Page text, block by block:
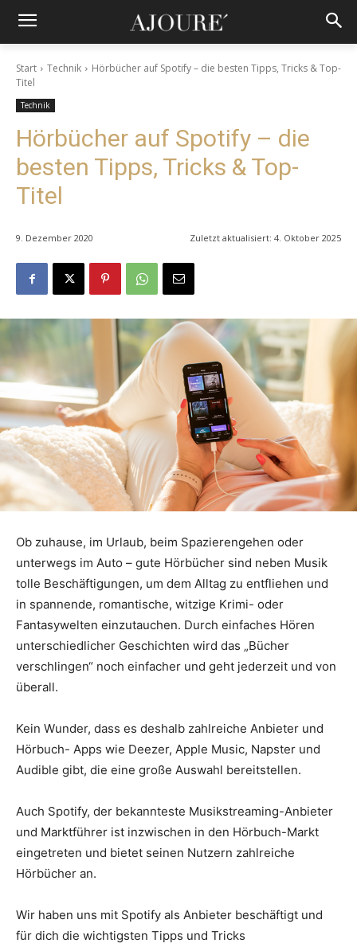
Start Technik
Hörbücher auf Spotify – die besten Tipps, Tricks & Top-
Titel
Technik
Hörbücher auf Spotify – die
besten Tipps, Tricks & Top-
Titel
9. Dezember 2020 Zuletzt aktualisiert: 4. Oktober 2025
Ob zuhause, im Urlaub, beim Spazierengehen oder
unterwegs im Auto – gute Hörbücher sind neben Musik
tolle Beschäftigungen, um dem Alltag zu entfliehen und
in spannende, romantische, witzige Krimi- oder
Fantasywelten einzutauchen. Durch einfaches Hören
unterschiedlicher Geschichten wird das „Bücher
verschlingen“ noch einfacher und geht jederzeit und von
überall.
Kein Wunder, dass es deshalb zahlreiche Anbieter und
Hörbuch- Apps wie Deezer, Apple Music, Napster und
Audible gibt, die eine große Auswahl bereitstellen.
Auch Spotify, der bekannteste Musikstreaming-Anbieter
und Marktführer ist inzwischen in den Hörbuch-Markt
eingetreten und bietet seinen Nutzern zahlreiche
Hörbücher an.
Wir haben uns mit Spotify als Anbieter beschäftigt und
für dich die wichtigsten Tipps und Tricks